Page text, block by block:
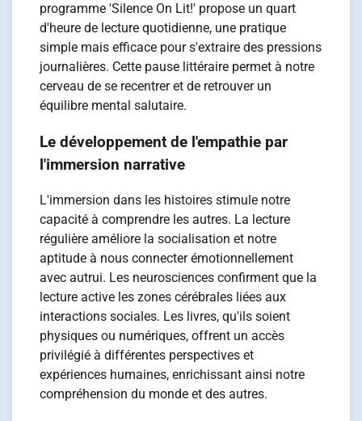
programme 'Silence On Lit!' propose un quart
d'heure de lecture quotidienne, une pratique
simple mais efficace pour s'extraire des pressions
journalières. Cette pause littéraire permet à notre
cerveau de se recentrer et de retrouver un
équilibre mental salutaire.
Le développement de l'empathie par
l'immersion narrative
L'immersion dans les histoires stimule notre
capacité à comprendre les autres. La lecture
régulière améliore la socialisation et notre
aptitude à nous connecter émotionnellement
avec autrui. Les neurosciences confirment que la
lecture active les zones cérébrales liées aux
interactions sociales. Les livres, qu'ils soient
physiques ou numériques, offrent un accès
privilégié à différentes perspectives et
expériences humaines, enrichissant ainsi notre
compréhension du monde et des autres.